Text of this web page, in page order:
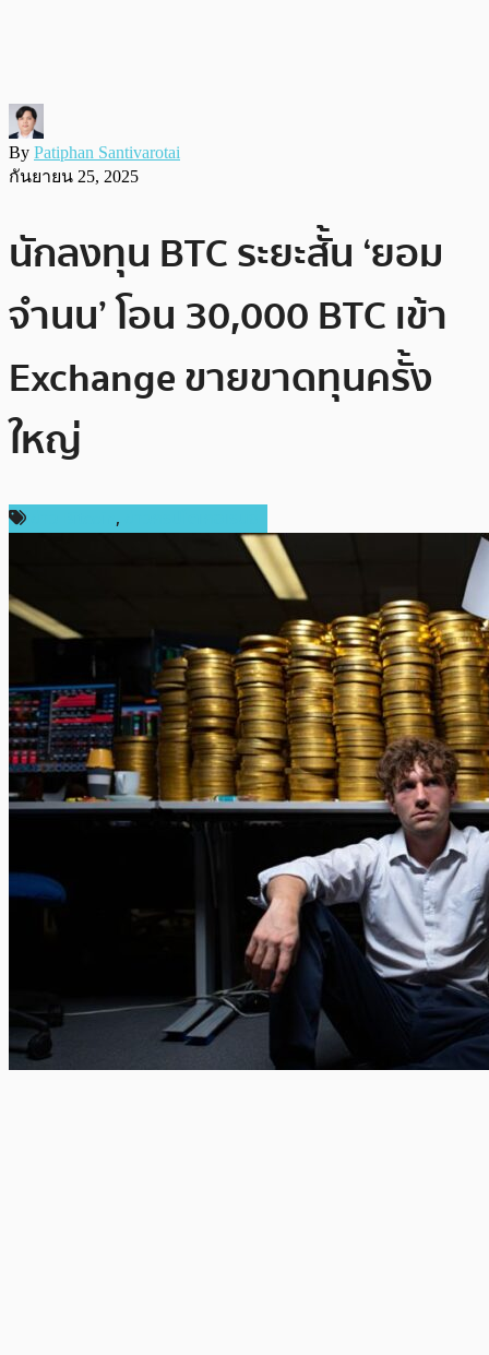
By Patiphan Santivarotai
กันยายน 25, 2025
นักลงทุน BTC ระยะสั้น ‘ยอม
จำนน’ โอน 30,000 BTC เข้า
Exchange ขายขาดทุนครั้ง
ใหญ่
,